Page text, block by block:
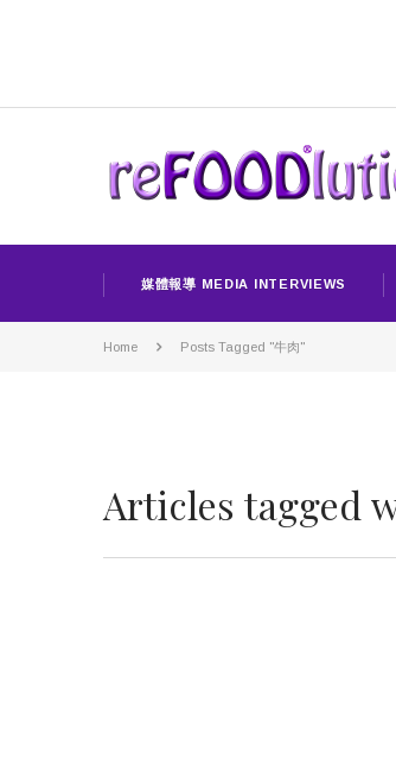
媒體報導 MEDIA INTERVIEWS
Home Posts Tagged "牛肉"
Articles tagged